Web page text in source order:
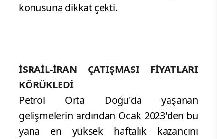
konusuna dikkat çekti.
İSRAİL-İRAN ÇATIŞMASI FİYATLARI
KÖRÜKLEDİ
Petrol Orta Doğu'da yaşanan
gelişmelerin ardından Ocak 2023'den bu
yana en yüksek haftalık kazancını